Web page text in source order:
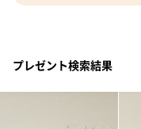
プレゼント検索結果